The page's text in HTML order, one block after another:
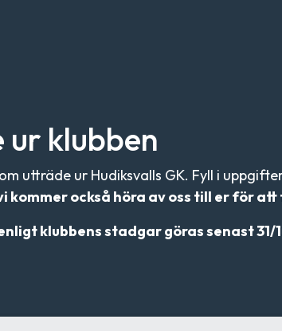
ur klubben
utträde ur Hudiksvalls GK. Fyll i
kommer också höra av oss till er för
klubbens stadgar göras senast